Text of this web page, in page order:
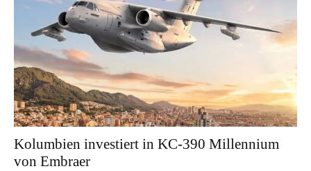
Kolumbien investiert in KC-390 Millennium
von Embraer